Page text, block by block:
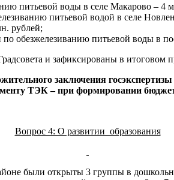
питьевой воды в селе Макарово – 4
питьевой водой в селе
рублей;
обезжелезиванию питьевой воды в
и зафиксированы в итоговом
заключения
ТЭК – при формировании
Вопрос 4: О развитии образования
были открыты 3 группы в